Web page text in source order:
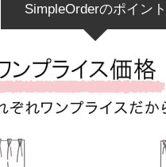
SimpleOrderのポイント